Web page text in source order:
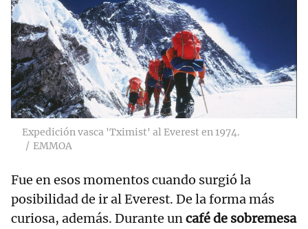
Expedición vasca 'Tximist' al Everest en 1974.
EMMOA
Fue en esos momentos cuando surgió la
posibilidad de ir al Everest. De la forma más
curiosa, además. Durante uncafé de sobremesa